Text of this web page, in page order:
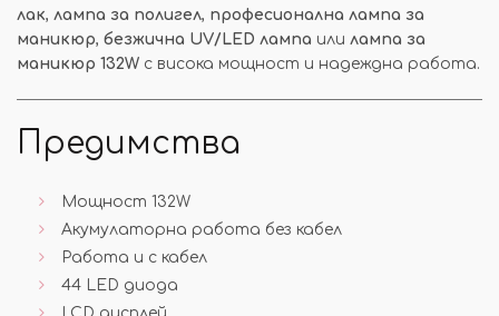
лак, лампа за полигел, професионална лампа за
маникюр, безжична UV/LED лампа или лампа за
маникюр 132W с висока мощност и надеждна работа.
Предимства
Мощност 132W
Акумулаторна работа без кабел
Работа и с кабел
44 LED диода